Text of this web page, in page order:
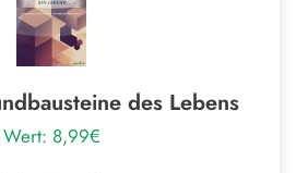
des Lebens
Wert: 8,99€